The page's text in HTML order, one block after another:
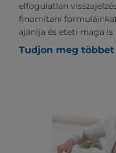
elfogulatlan
finomítani
ajánlja és eteti maga
Tudjon meg többet